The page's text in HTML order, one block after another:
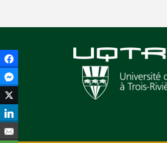
Facebook Messenger